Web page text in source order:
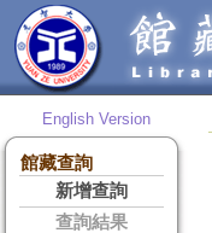
English Version
館藏查詢
新增查詢
查詢結果